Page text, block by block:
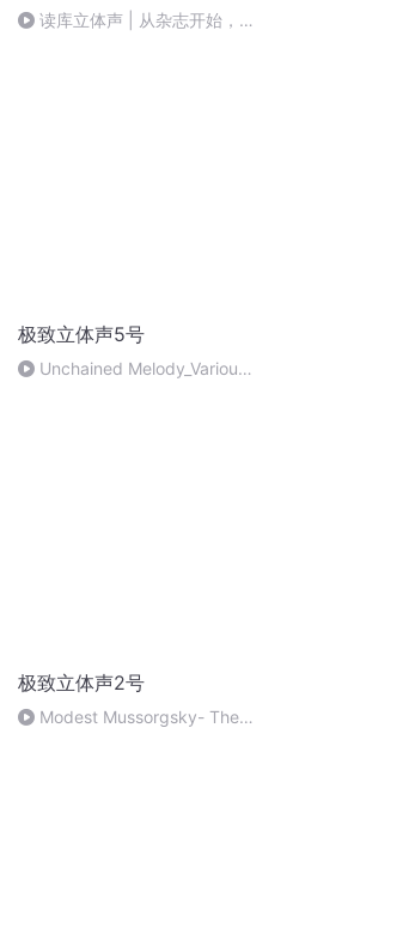
读库立体声 | 从杂志开始，进
极致立体声5号
Unchained Melody_Various
极致立体声2号
Modest Mussorgsky- The